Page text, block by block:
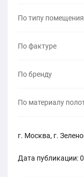
По типу помещения
По фактуре
По бренду
По материалу
г. Москва, г.
Дата публикации: